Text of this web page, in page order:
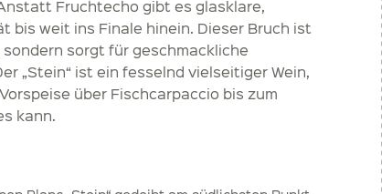
Fruchtecho gibt es glasklare,
bis weit ins Finale hinein. Dieser Bruch ist
sorgt für geschmackliche
„Stein“ ist ein fesselnd vielseitiger Wein,
über Fischcarpaccio bis zum
kann.